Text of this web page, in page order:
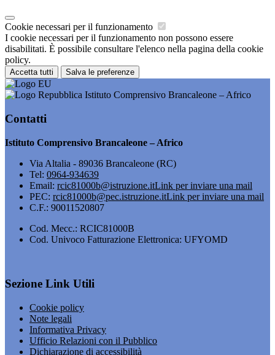
Cookie necessari per il funzionamento
I cookie necessari per il funzionamento non possono essere
disabilitati. È possibile consultare l'elenco nella pagina della cookie
policy.
Accetta tutti Salva le preferenze
Istituto Comprensivo Brancaleone – Africo
Contatti
Istituto Comprensivo Brancaleone – Africo
Via Altalia - 89036 Brancaleone (RC)
Tel: 0964-934639
Email: rcic81000b@istruzione.itLink per inviare una mail
PEC: rcic81000b@pec.istruzione.itLink per inviare una mail
C.F.: 90011520807
Cod. Mecc.: RCIC81000B
Cod. Univoco Fatturazione Elettronica: UFYOMD
Sezione Link Utili
Cookie policy
Note legali
Informativa Privacy
Ufficio Relazioni con il Pubblico
Dichiarazione di accessibilità